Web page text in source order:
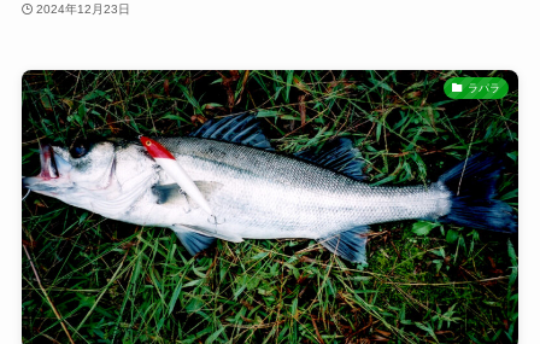
2024年12月23日
ラパラ